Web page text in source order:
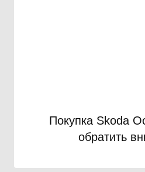
Покупка Skoda
обратить